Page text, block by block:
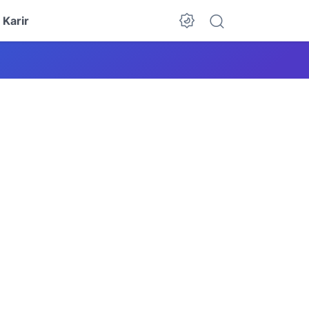
Karir